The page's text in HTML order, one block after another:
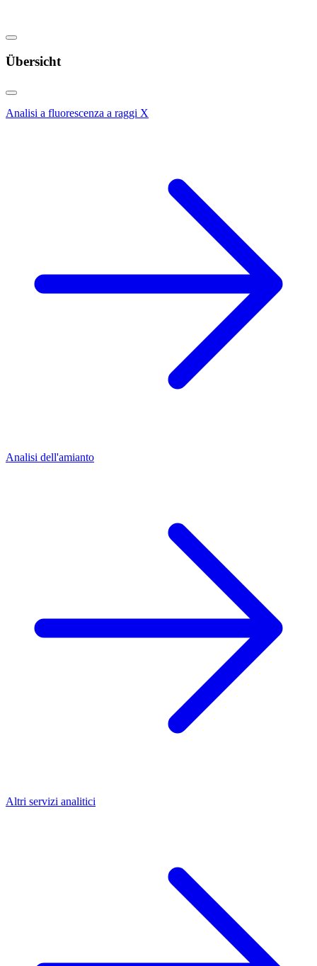
Übersicht
Analisi a fluorescenza a raggi X
Analisi dell'amianto
Altri servizi analitici